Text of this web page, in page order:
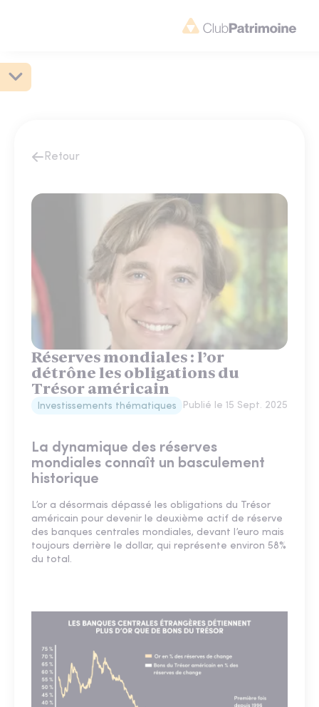
Retour
Réserves mondiales : l’or
détrône les obligations du
Trésor américain
Investissements thématiques Publié le 15 Sept. 2025
La dynamique des réserves
mondiales connaît un basculement
historique
L’or a désormais dépassé les obligations du Trésor
américain pour devenir le deuxième actif de réserve
des banques centrales mondiales, devant l’euro mais
toujours derrière le dollar, qui représente environ 58%
du total.